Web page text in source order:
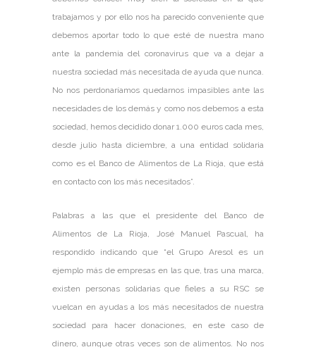
trabajamos y por ello nos ha parecido conveniente que
debemos aportar todo lo que esté de nuestra mano
ante la pandemia del coronavirus que va a dejar a
nuestra sociedad más necesitada de ayuda que nunca.
No nos perdonaríamos quedarnos impasibles ante las
necesidades de los demás y como nos debemos a esta
sociedad, hemos decidido donar 1.000 euros cada mes,
desde julio hasta diciembre, a una entidad solidaria
como es el Banco de Alimentos de La Rioja, que está
en contacto con los más necesitados”.
Palabras a las que el presidente del Banco de
Alimentos de La Rioja, José Manuel Pascual, ha
respondido indicando que “el Grupo Aresol es un
ejemplo más de empresas en las que, tras una marca,
existen personas solidarias que fieles a su RSC se
vuelcan en ayudas a los más necesitados de nuestra
sociedad para hacer donaciones, en este caso de
dinero, aunque otras veces son de alimentos. No nos